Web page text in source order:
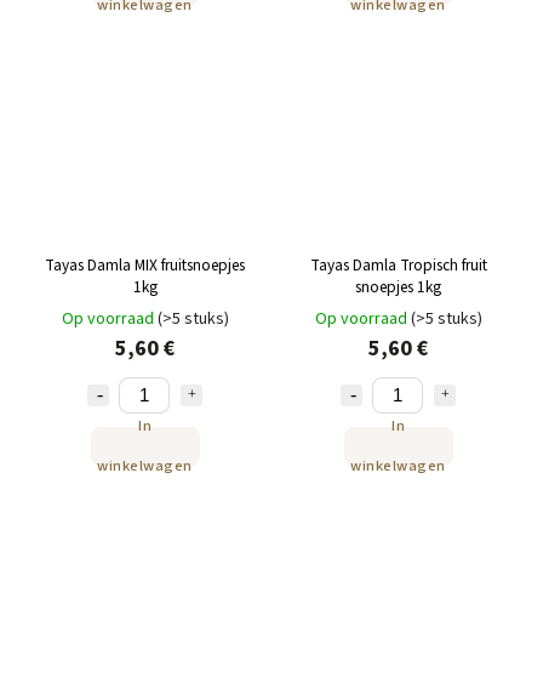
winkelwagen winkelwagen
Tayas Damla MIX fruitsnoepjes
1kg
Op voorraad (>5 stuks)
5,60 €
In
winkelwagen
Tayas Damla Tropisch fruit
snoepjes 1kg
Op voorraad (>5 stuks)
5,60 €
In
winkelwagen